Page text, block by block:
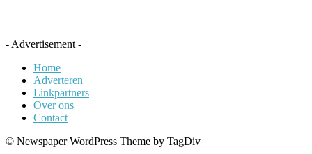
- Advertisement -
Home
Adverteren
Linkpartners
Over ons
Contact
© Newspaper WordPress Theme by TagDiv